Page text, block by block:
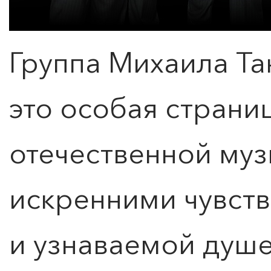
Группа Михаила
это особая
отечественной
искренними
и узнаваемой